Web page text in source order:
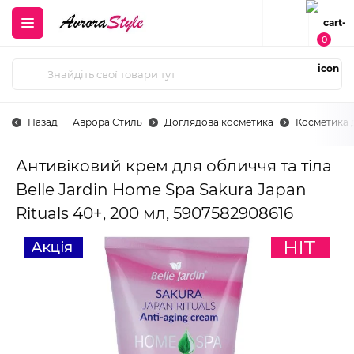
0
Назад Аврора Стиль Доглядова косметика Косметика
Антивіковий крем для обличчя та тіла
Belle Jardin Home Spa Sakura Japan
Rituals 40+, 200 мл, 5907582908616